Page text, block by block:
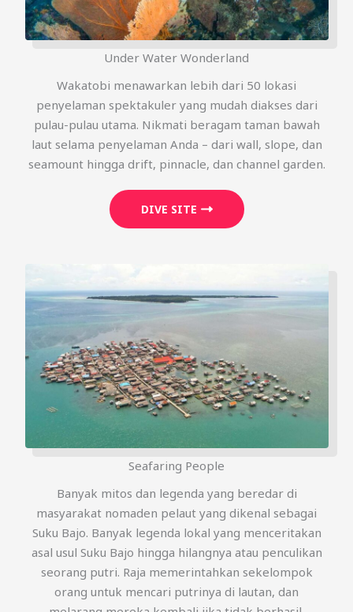
Under Water Wonderland
Wakatobi menawarkan lebih dari 50 lokasi
penyelaman spektakuler yang mudah diakses dari
pulau-pulau utama. Nikmati beragam taman bawah
laut selama penyelaman Anda – dari wall, slope, dan
seamount hingga drift, pinnacle, dan channel garden.
DIVE SITE
Seafaring People
Banyak mitos dan legenda yang beredar di
masyarakat nomaden pelaut yang dikenal sebagai
Suku Bajo. Banyak legenda lokal yang menceritakan
asal usul Suku Bajo hingga hilangnya atau penculikan
seorang putri. Raja memerintahkan sekelompok
orang untuk mencari putrinya di lautan, dan